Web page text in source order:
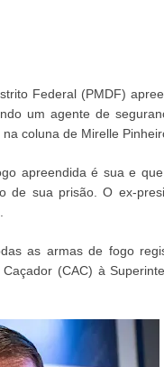
Federal (PMDF)
um agente de
, na coluna de Mirelle
apreendida é sua e
de sua prisão. O ex-
as armas de fogo
(CAC) à